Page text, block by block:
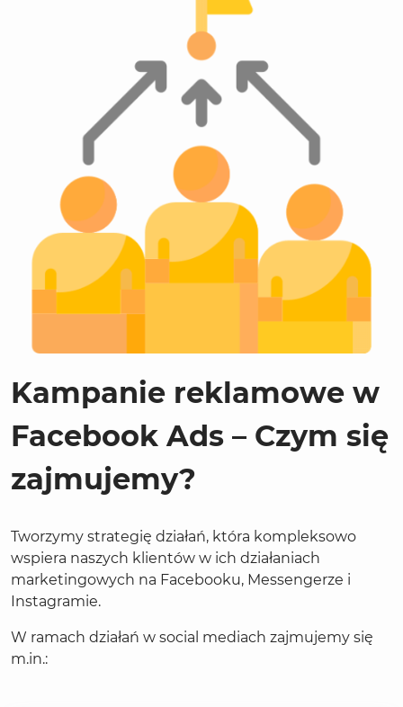
Kampanie reklamowe w
Facebook Ads – Czym się
zajmujemy?
Tworzymy strategię działań, która kompleksowo
wspiera naszych klientów w ich działaniach
marketingowych na Facebooku, Messengerze i
Instagramie.
W ramach działań w social mediach zajmujemy się
m.in.: